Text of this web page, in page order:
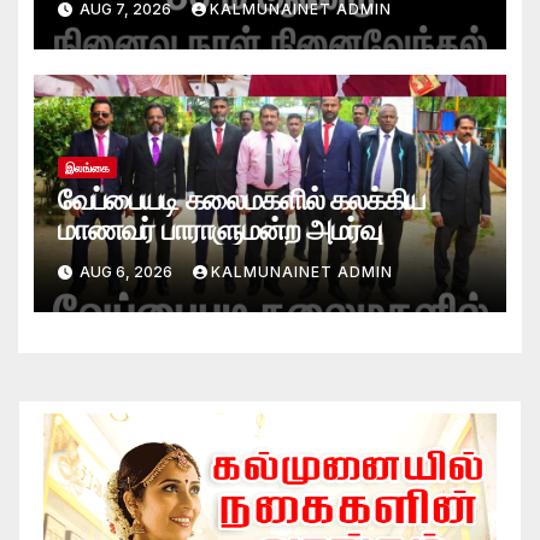
AUG 7, 2026 KALMUNAINET ADMIN
இலங்கை
வேப்பையடி கலைமகளில் கலக்கிய
மாணவர் பாராளுமன்ற அமர்வு
AUG 6, 2026 KALMUNAINET ADMIN